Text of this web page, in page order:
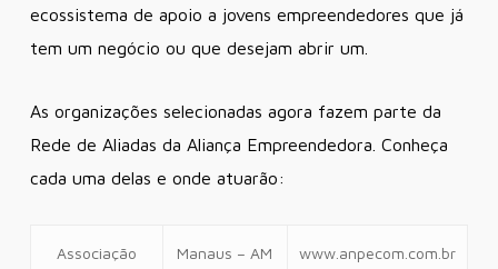
ecossistema de apoio a jovens empreendedores que já
tem um negócio ou que desejam abrir um.
As organizações selecionadas agora fazem parte da
Rede de Aliadas da Aliança Empreendedora. Conheça
cada uma delas e onde atuarão:
Associação
Manaus – AM
www.anpecom.com.br